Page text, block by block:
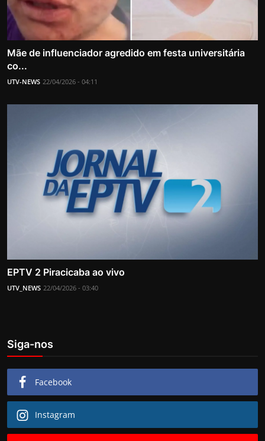
Mãe de influenciador agredido em festa universitária
co...
UTV-NEWS 22/04/2026 - 04:11
EPTV 2 Piracicaba ao vivo
UTV_NEWS 22/04/2026 - 03:40
Siga-nos
Facebook
Instagram